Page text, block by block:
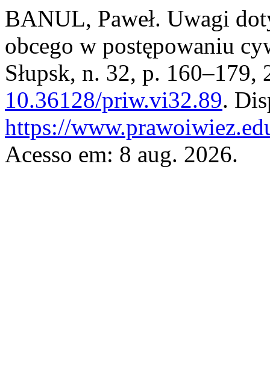
BANUL, Paweł. Uwagi
obcego w postępowaniu
Słupsk, n. 32, p. 160–179,
10.36128/priw.vi32.89.
https://
Acesso em: 8 aug. 2026.